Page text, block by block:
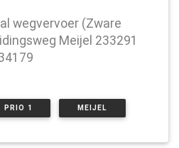
wegvervoer (Zware
Meijel 233291
PRIO 1 MEIJEL